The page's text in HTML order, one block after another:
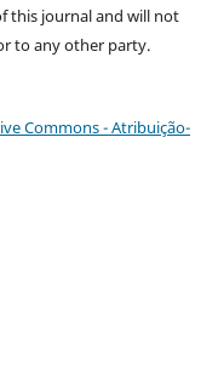
this journal and will not
to any other party.
Commons - Atribuição-